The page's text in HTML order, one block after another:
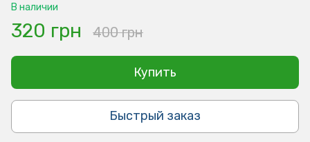
В наличии
320 грн 400 грн
Купить
Быстрый заказ